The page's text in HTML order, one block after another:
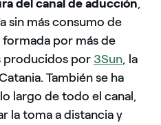
del canal de aducción,
sin más consumo de
por más de
producidos por 3Sun, la
También se ha
largo de todo el canal,
la toma a distancia y